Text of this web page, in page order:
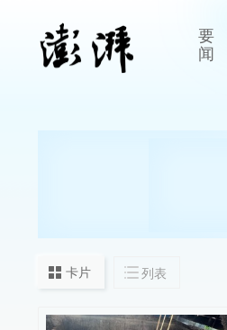
要
闻
卡片 列表